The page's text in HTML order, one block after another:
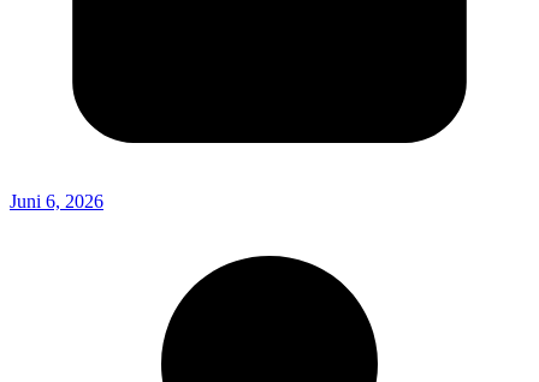
Juni 6, 2026